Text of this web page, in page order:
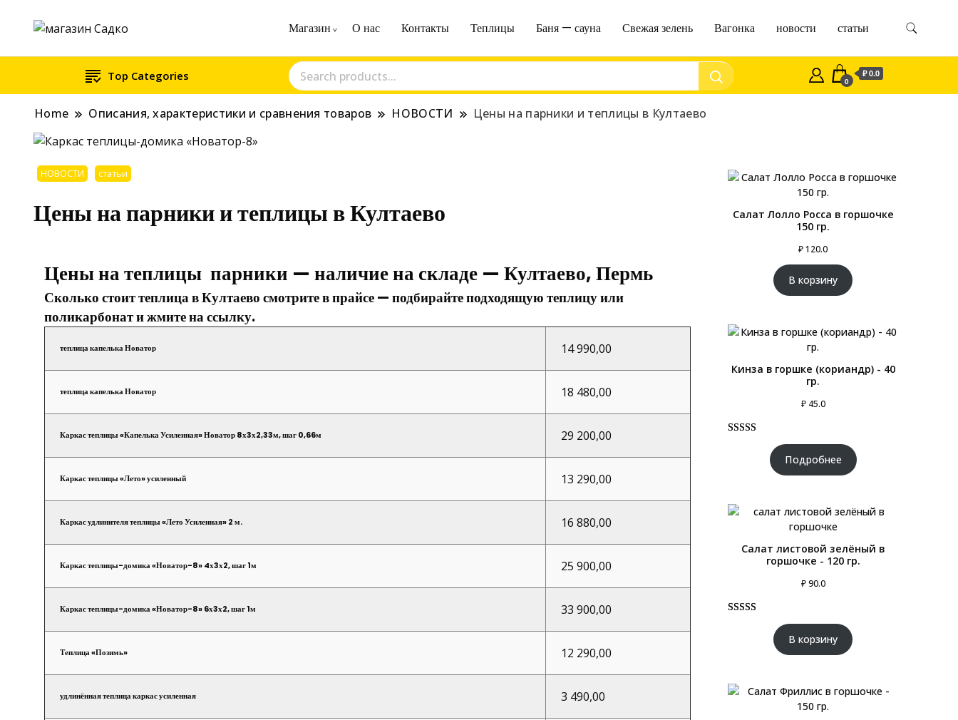
Магазин О нас Контакты Теплицы Баня — сауна Свежая зелень Вагонка новости статьи
Top Categories 0
₽ 0.0
Home Описания, характеристики и сравнения товаров НОВОСТИ Цены на парники и теплицы в Култаево
НОВОСТИ статьи
Цены на парники и теплицы в Култаево
Цены на теплицы парники — наличие на складе — Култаево, Пермь
Сколько стоит теплица в Култаево смотрите в прайсе — подбирайте подходящую теплицу или
поликарбонат и жмите на ссылку.
теплица капелька Новатор 14 990,00
теплица капелька Новатор 18 480,00
Каркас теплицы «Капелька Усиленная» Новатор 8х3х2,33м, шаг 0,66м 29 200,00
Каркас теплицы «Лето» усиленный 13 290,00
Каркас удлинителя теплицы «Лето Усиленная» 2 м. 16 880,00
Каркас теплицы-домика «Новатор-8» 4х3х2, шаг 1м 25 900,00
Каркас теплицы-домика «Новатор-8» 6х3х2, шаг 1м 33 900,00
Теплица «Позимь» 12 290,00
удлинённая теплица каркас усиленная 3 490,00
Салат Лолло Росса в горшочке
150 гр.
₽120.0
В корзину
Кинза в горшке (кориандр) - 40
гр.
₽45.0
из 5 на
пользователя
Подробнее
Салат листовой зелёный в
горшочке - 120 гр.
₽90.0
из 5 на
пользователя
В корзину